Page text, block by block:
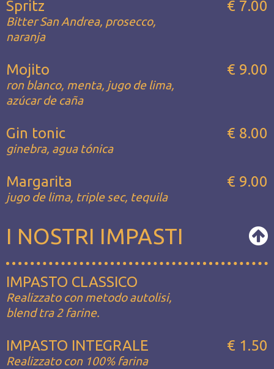
Spritz
Bitter San Andrea, prosecco,
naranja
€ 7.00
Mojito
ron blanco, menta, jugo de lima,
azúcar de caña
€ 9.00
Gin tonic
ginebra, agua tónica
€ 8.00
Margarita
jugo de lima, triple sec, tequila
€ 9.00
I NOSTRI IMPASTI
IMPASTO CLASSICO
Realizzato con metodo autolisi,
blend tra 2 farine.
IMPASTO INTEGRALE
Realizzato con 100% farina
€ 1.50